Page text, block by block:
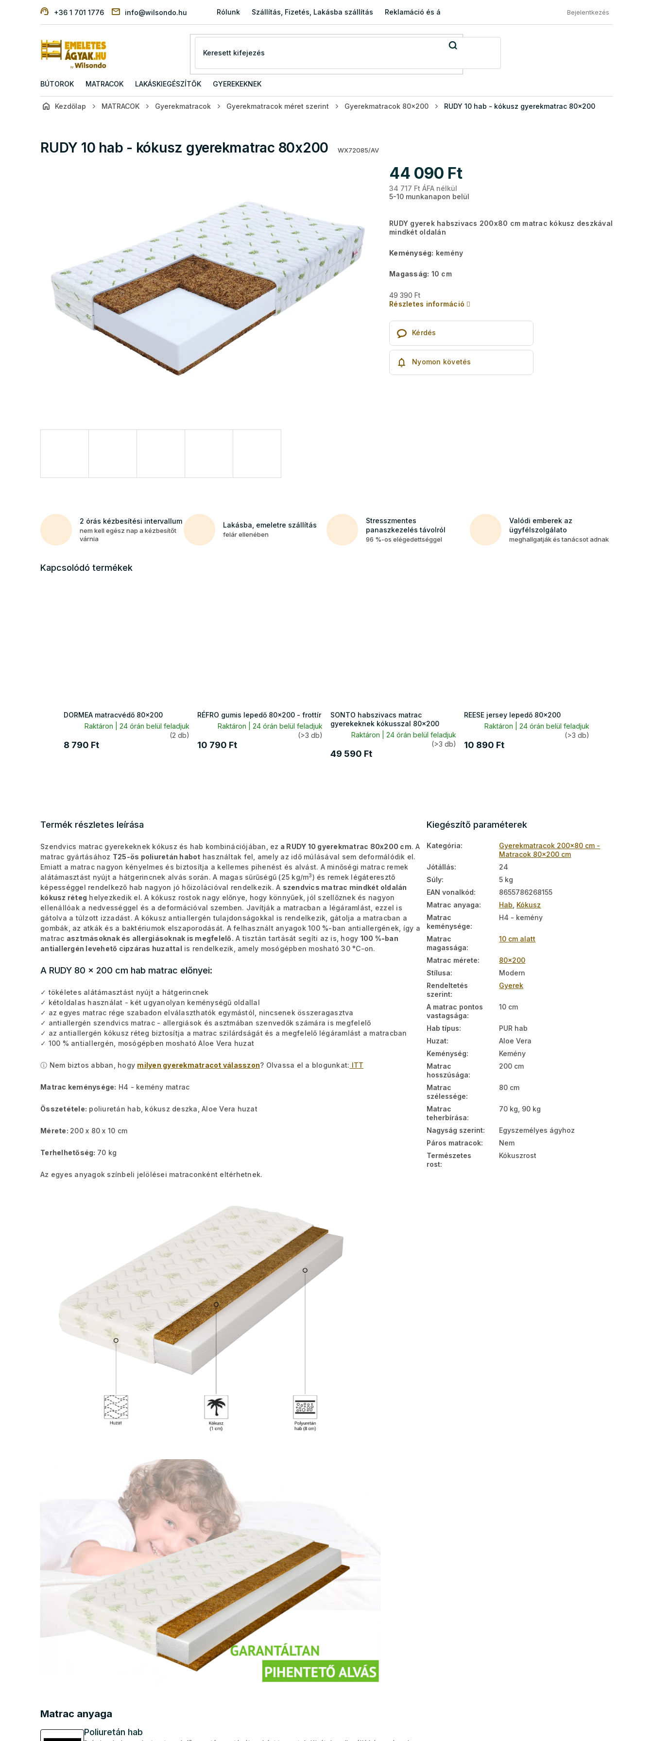
+36 1 701 1776 info@wilsondo.hu Rólunk Szállítás, Fizetés, Lakásba szállítás Reklamáció és áru visszaküldése Általános Szerződési Feltételek
Bejelentkezés
BÚTOROK MATRACOK LAKÁSKIEGÉSZÍTŐK GYEREKEKNEK
Kezdőlap MATRACOK Gyerekmatracok Gyerekmatracok méret szerint Gyerekmatracok 80x200 RUDY 10 hab - kókusz gyerekmatrac 80x200
RUDY 10 hab - kókusz gyerekmatrac 80x200 WX72085/AV
44 090 Ft
34 717 Ft ÁFA nélkül
5-10 munkanapon belül
RUDY gyerek habszivacs 200x80 cm matrac kókusz deszkával
mindkét oldalán
Keménység: kemény
Magasság: 10 cm
49 390 Ft
Részletes információ
Kérdés
Nyomon követés
2 órás kézbesítési intervallum
nem kell egész nap a kézbesítőt
várnia
Lakásba, emeletre szállítás
felár ellenében
Stresszmentes
panaszkezelés távolról
96 %-os elégedettséggel
Valódi emberek az
ügyfélszolgálato
meghallgatják és tanácsot adnak
Kapcsolódó termékek
DORMEA matracvédő 80x200
Raktáron | 24 órán belül feladjuk
(2 db)
8 790 Ft
RÉFRO gumis lepedő 80x200 - frottír
Raktáron | 24 órán belül feladjuk
(>3 db)
10 790 Ft
SONTO habszivacs matrac
gyerekeknek kókusszal 80x200
Raktáron | 24 órán belül feladjuk
(>3 db)
49 590 Ft
REESE jersey lepedő 80x200
Raktáron | 24 órán belül feladjuk
(>3 db)
10 890 Ft
Termék részletes leírása
Szendvics matrac gyerekeknek kókusz és hab kombinációjában, ez a RUDY 10 gyerekmatrac 80x200 cm. A
matrac gyártásához T25-ös poliuretán habot használtak fel, amely az idő múlásával sem deformálódik el.
Emiatt a matrac nagyon kényelmes és biztosítja a kellemes pihenést és alvást. A minőségi matrac remek
alátámasztást nyújt a hátgerincnek alvás során. A magas sűrűségű (25 kg/m3) és remek légáteresztő
képességgel rendelkező hab nagyon jó hőizolációval rendelkezik. A szendvics matrac mindkét oldalán
kókusz réteg helyezkedik el. A kókusz rostok nagy előnye, hogy könnyűek, jól szellőznek és nagyon
ellenállóak a nedvességgel és a deformációval szemben. Javítják a matracban a légáramlást, ezzel is
gátolva a túlzott izzadást. A kókusz antiallergén tulajdonságokkal is rendelkezik, gátolja a matracban a
gombák, az atkák és a baktériumok elszaporodását. A felhasznált anyagok 100 %-ban antiallergének, így a
matrac asztmásoknak és allergiásoknak is megfelelő. A tisztán tartását segíti az is, hogy 100 %-ban
antiallergén levehető cipzáras huzattal is rendelkezik, amely mosógépben mosható 30 °C-on.
A RUDY 80 x 200 cm hab matrac előnyei:
✓ tökéletes alátámasztást nyújt a hátgerincnek
✓ kétoldalas használat - két ugyanolyan keménységű oldallal
✓ az egyes matrac rége szabadon elválaszthatók egymástól, nincsenek összeragasztva
✓ antiallergén szendvics matrac - allergiások és asztmában szenvedők számára is megfelelő
✓ az antiallergén kókusz réteg biztosítja a matrac szilárdságát és a megfelelő légáramlást a matracban
✓ 100 % antiallergén, mosógépben mosható Aloe Vera huzat
ⓘ Nem biztos abban, hogy milyen gyerekmatracot válasszon? Olvassa el a blogunkat: ITT
Matrac keménysége: H4 - kemény matrac
Összetétele: poliuretán hab, kókusz deszka, Aloe Vera huzat
Mérete: 200 x 80 x 10 cm
Terhelhetőség: 70 kg
Az egyes anyagok színbeli jelölései matraconként eltérhetnek.
Matrac anyaga
Poliuretán hab
Kiegészítő paraméterek
Kategória:
Gyerekmatracok 200x80 cm -
Matracok 80x200 cm
Jótállás:
24
Súly:
5 kg
EAN vonalkód:
8655786268155
Matrac anyaga: Hab Kókusz
Matrac
keménysége:
H4 - kemény
Matrac
magassága:
10 cm alatt
Matrac mérete:
80x200
Stílusa:
Modern
Rendeltetés
szerint:
Gyerek
A matrac pontos
vastagsága:
10 cm
Hab típus:
PUR hab
Huzat:
Aloe Vera
Keménység:
Kemény
Matrac
hosszúsága:
200 cm
Matrac
szélessége:
80 cm
Matrac
teherbírása:
70 kg, 90 kg
Nagyság szerint:
Egyszemélyes ágyhoz
Páros matracok:
Nem
Természetes
rost:
Kókuszrost